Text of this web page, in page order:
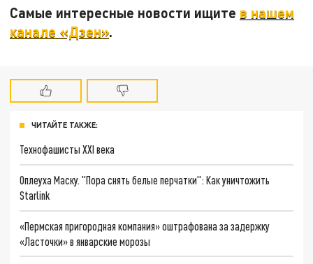
Самые интересные новости ищите в нашем
канале «Дзен».
ЧИТАЙТЕ ТАКЖЕ:
Технофашисты XXI века
Оплеуха Маску. "Пора снять белые перчатки": Как уничтожить
Starlink
«Пермская пригородная компания» оштрафована за задержку
«Ласточки» в январские морозы